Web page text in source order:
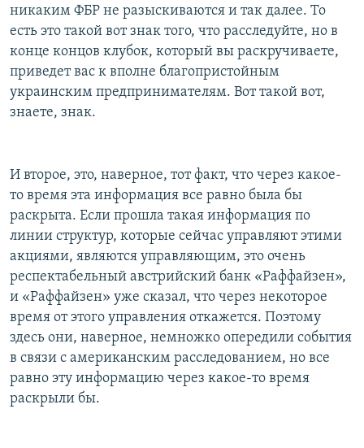
никаким ФБР не разыскиваются и так далее. То
есть это такой вот знак того, что расследуйте, но в
конце концов клубок, который вы раскручиваете,
приведет вас к вполне благопристойным
украинским предпринимателям. Вот такой вот,
знаете, знак.
И второе, это, наверное, тот факт, что через какое-
то время эта информация все равно была бы
раскрыта. Если прошла такая информация по
линии структур, которые сейчас управляют этими
акциями, являются управляющим, это очень
респектабельный австрийский банк «Раффайзен»,
и «Раффайзен» уже сказал, что через некоторое
время от этого управления откажется. Поэтому
здесь они, наверное, немножко опередили события
в связи с американским расследованием, но все
равно эту информацию через какое-то время
раскрыли бы.